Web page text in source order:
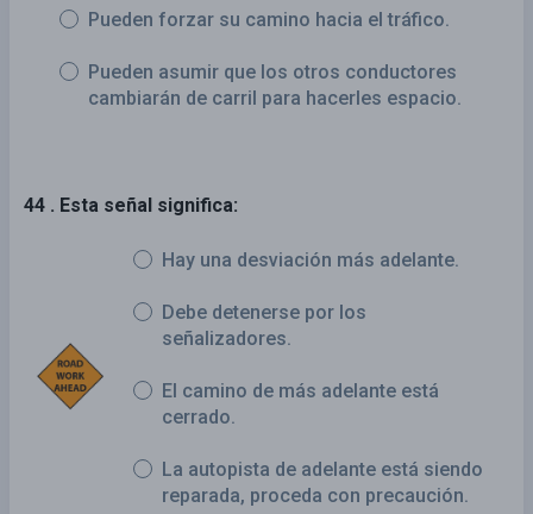
Pueden forzar su camino hacia el tráfico.
Pueden asumir que los otros conductores
cambiarán de carril para hacerles espacio.
44 . Esta señal significa:
Hay una desviación más adelante.
Debe detenerse por los
señalizadores.
El camino de más adelante está
cerrado.
La autopista de adelante está siendo
reparada, proceda con precaución.